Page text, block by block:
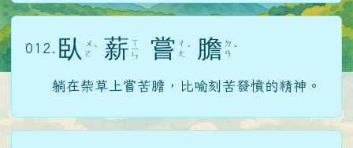
012. 臥
ㄨ
ㄛ ˋ 薪 ㄒ
ㄧ
ㄣ 嘗 ㄔ
ㄤ ˊ 膽 ㄉ
ㄢ ˇ
躺在柴草上嘗苦膽，比喻刻苦發憤的精神。